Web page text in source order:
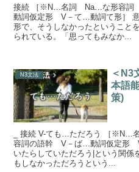
接続 ［※N…名詞 Na…な形容
動詞仮定形 V－て…動詞て形］
形で、そうしなかったということ
られている。「思ってもみなか...
N3文法
＜N3
本語
策)
_ 接続 V-ても…ただろう ［
容詞の語幹 V－ば…動詞仮定形
いたらしていただろう|という関係
もしなかっただろうという...